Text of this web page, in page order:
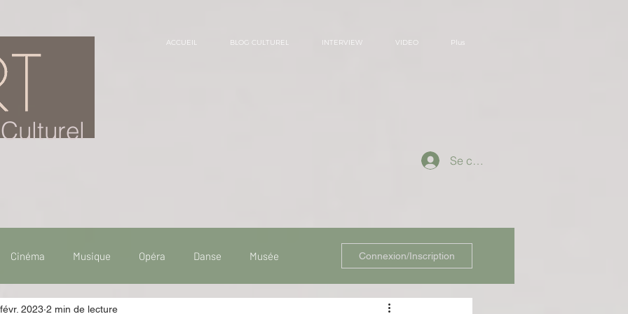
ACCUEIL BLOG CULTUREL INTERVIEW VIDEO Plus
Se connecter
Cinéma Musique Opéra Danse Musée Connexion/Inscription
2023 2 min de lecture